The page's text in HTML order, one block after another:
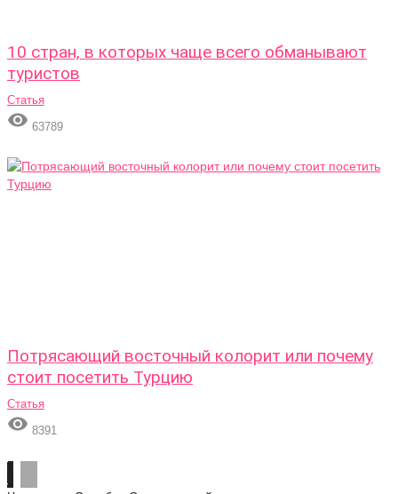
10 стран, в которых чаще всего обманывают
туристов
Статья
 63789
Потрясающий восточный колорит или почему
стоит посетить Турцию
Статья
 8391